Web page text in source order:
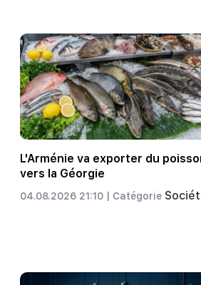
L'Arménie va exporter du
vers la Géorgie
04.08.2026 21:10 | Catégorie